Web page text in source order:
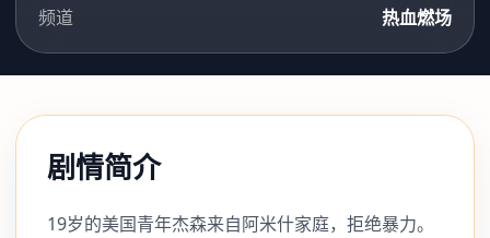
频道 热血燃场
剧情简介
19岁的美国青年杰森来自阿米什家庭，拒绝暴力。